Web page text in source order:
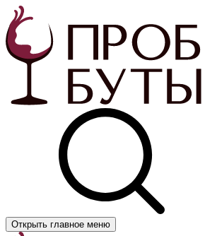
Открыть главное меню